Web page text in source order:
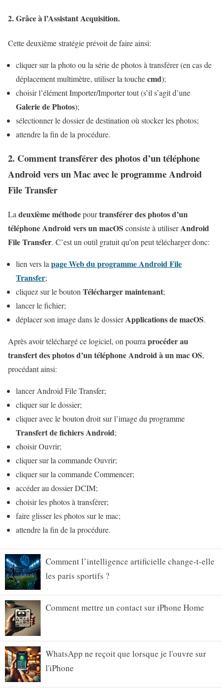
2. Grâce à l’Assistant Acquisition.
Cette deuxième stratégie prévoit de faire ainsi:
cliquer sur la photo ou la série de photos à transférer (en cas de
déplacement multimètre, utiliser la touchecmd);
choisir l’élément Importer/Importer tout (s’il s’agit d’une
Galerie de Photos);
sélectionner le dossier de destination où stocker les photos;
attendre la fin de la procédure.
2. Comment transférer des photos d’un téléphone
Android vers un Mac avec le programme Android
File Transfer
La deuxième méthodepourtransférer des photos d’un
téléphone Android vers un macOS consiste à utiliserAndroid
File Transfer. C’est un outil gratuit qu’on peut télécharger donc:
lien vers la page Web du programme Android File
Transfer;
cliquez sur le bouton Télécharger maintenant;
lancer le fichier;
déplacer son image dans le dossierApplications de macOS.
Après avoir téléchargé ce logiciel, on pourra procéder au
transfert des photos d’un téléphone Android à un mac OS,
procédant ainsi:
lancer Android File Transfer;
cliquer sur le dossier;
cliquer avec le bouton droit sur l’image du programme
Transfert de fichiers Android;
choisir Ouvrir;
cliquer sur la commande Ouvrir;
cliquer sur la commande Commencer;
accéder au dossier DCIM;
choisir les photos à transférer;
faire glisser les photos sur le mac;
attendre la fin de la procédure.
Comment l’intelligence artificielle change-t-elle
les paris sportifs ?
Comment mettre un contact sur iPhone Home
WhatsApp ne reçoit que lorsque je l'ouvre sur
l'iPhone